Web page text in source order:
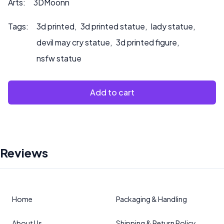
Arts: 3DMoonn
Tags: 3d printed, 3d printed statue, lady statue,
devil may cry statue, 3d printed figure,
nsfw statue
Add to cart
Reviews
Home Packaging & Handling